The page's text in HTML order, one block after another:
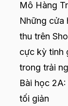
Mô Hàng
Những cửa
thu trên
cực kỳ tinh
trong trải
Bài học
tối giản